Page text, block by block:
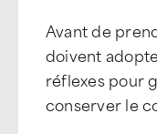
Avant de
doivent
réflexes pour
conserver le